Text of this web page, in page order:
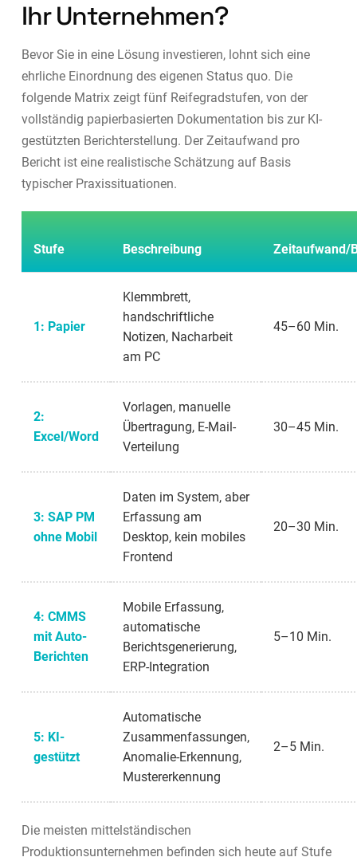
Ihr Unternehmen?
Bevor Sie in eine Lösung investieren, lohnt sich eine
ehrliche Einordnung des eigenen Status quo. Die
folgende Matrix zeigt fünf Reifegradstufen, von der
vollständig papierbasierten Dokumentation bis zur KI-
gestützten Berichterstellung. Der Zeitaufwand pro
Bericht ist eine realistische Schätzung auf Basis
typischer Praxissituationen.
Stufe Beschreibung Zeitaufwand/
1: Papier
Klemmbrett,
handschriftliche
Notizen, Nacharbeit
am PC
45–60 Min.
2:
Excel/Word
Vorlagen, manuelle
Übertragung, E-Mail-
Verteilung
30–45 Min.
3: SAP PM
ohne Mobil
Daten im System, aber
Erfassung am
Desktop, kein mobiles
Frontend
20–30 Min.
4: CMMS
mit Auto-
Berichten
Mobile Erfassung,
automatische
Berichtsgenerierung,
ERP-Integration
5–10 Min.
5: KI-
gestützt
Automatische
Zusammenfassungen,
Anomalie-Erkennung,
Mustererkennung
2–5 Min.
Die meisten mittelständischen
Produktionsunternehmen befinden sich heute auf Stufe